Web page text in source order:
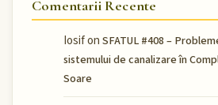
Comentarii Recente
Iosifon SFATUL #408 –
sistemului de canalizare în
Soare